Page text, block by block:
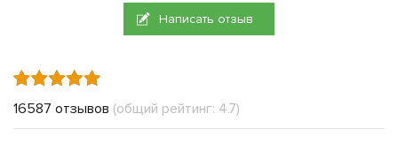
Написать отзыв
16587 отзывов (общий рейтинг: 4.7)